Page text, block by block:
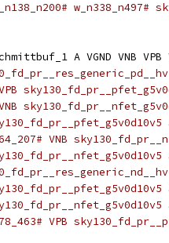
w_n338_n497#
A VGND VNB VPB
VNB
VPB